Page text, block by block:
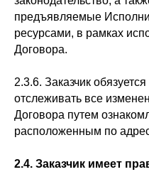
предъявляемые
ресурсами, в рамках
Договора.
2.3.6. Заказчик
отслеживать все
Договора путем
расположенным по
2.4. Заказчик имеет